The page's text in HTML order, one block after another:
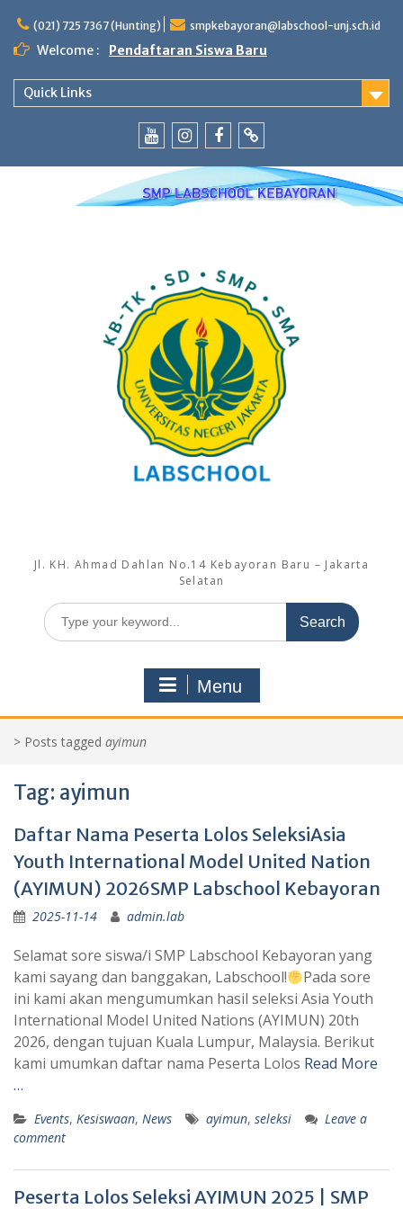
content
(021) 725 7367 (Hunting) smpkebayoran@labschool-unj.sch.id
Welcome : Pendaftaran Siswa Baru
Quick Links
LabschoolLabschool
Jl. KH. Ahmad Dahlan No.14 Kebayoran Baru – Jakarta
Selatan
Search
for:
Menu
> Posts tagged ayimun
Tag: ayimun
Daftar Nama Peserta Lolos SeleksiAsia
Youth International Model United Nation
(AYIMUN) 2026SMP Labschool Kebayoran
2025-11-14 admin.lab
Selamat sore siswa/i SMP Labschool Kebayoran yang
kami sayang dan banggakan, Labschool!
Pada sore
ini kami akan mengumumkan hasil seleksi Asia Youth
International Model United Nations (AYIMUN) 20th
2026, dengan tujuan Kuala Lumpur, Malaysia. Berikut
kami umumkan daftar nama Peserta Lolos Read More
…
Events, Kesiswaan, News ayimun, seleksi
Leave a
comment
Peserta Lolos Seleksi AYIMUN 2025 | SMP